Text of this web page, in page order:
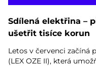
Sdílená elektřina –
ušetřit tisíce korun
Letos v červenci začíná
(LEX OZE II), která